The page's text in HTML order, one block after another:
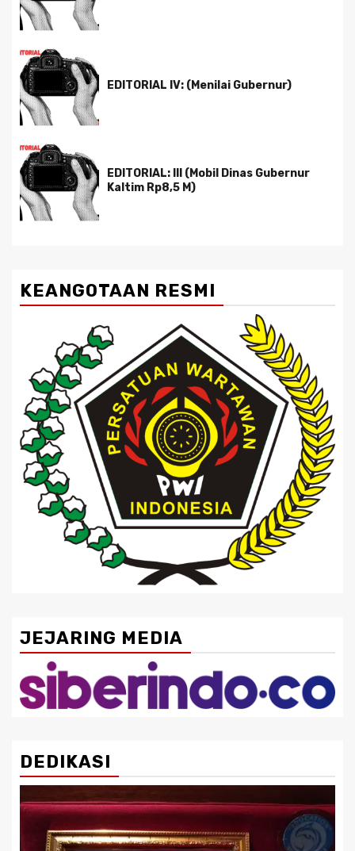
EDITORIAL IV: (Menilai Gubernur)
EDITORIAL: III (Mobil Dinas Gubernur
Kaltim Rp8,5 M)
KEANGOTAAN RESMI
JEJARING MEDIA
DEDIKASI